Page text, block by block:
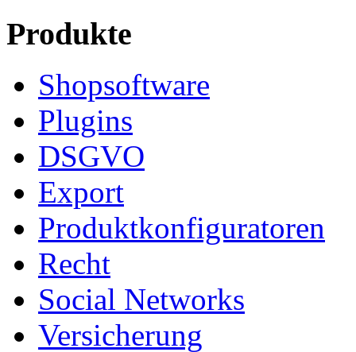
Produkte
Shopsoftware
Plugins
DSGVO
Export
Produktkonfiguratoren
Recht
Social Networks
Versicherung